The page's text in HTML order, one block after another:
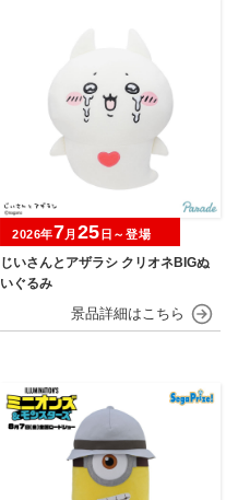
じいさんとアザラシ クリオネBIGぬ
いぐるみ
2026年7月 25 日～登場